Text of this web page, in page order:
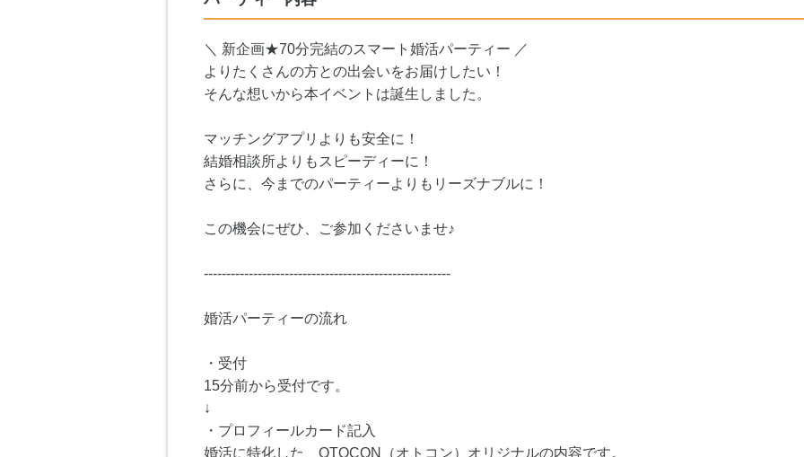
＼ 新企画★70分完結のスマート婚活パーティー ／
よりたくさんの方との出会いをお届けしたい！
そんな想いから本イベントは誕生しました。
マッチングアプリよりも安全に！
結婚相談所よりもスピーディーに！
さらに、今までのパーティーよりもリーズナブルに！
この機会にぜひ、ご参加くださいませ♪
-------------------------------------------------------
婚活パーティーの流れ
・受付
15分前から受付です。
↓
・プロフィールカード記入
婚活に特化した、OTOCON（オトコン）オリジナルの内容です。